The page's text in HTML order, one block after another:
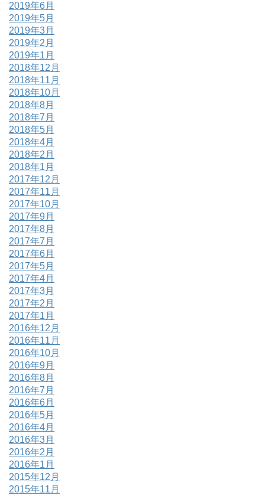
2019年6月
2019年5月
2019年3月
2019年2月
2019年1月
2018年12月
2018年11月
2018年10月
2018年8月
2018年7月
2018年5月
2018年4月
2018年2月
2018年1月
2017年12月
2017年11月
2017年10月
2017年9月
2017年8月
2017年7月
2017年6月
2017年5月
2017年4月
2017年3月
2017年2月
2017年1月
2016年12月
2016年11月
2016年10月
2016年9月
2016年8月
2016年7月
2016年6月
2016年5月
2016年4月
2016年3月
2016年2月
2016年1月
2015年12月
2015年11月